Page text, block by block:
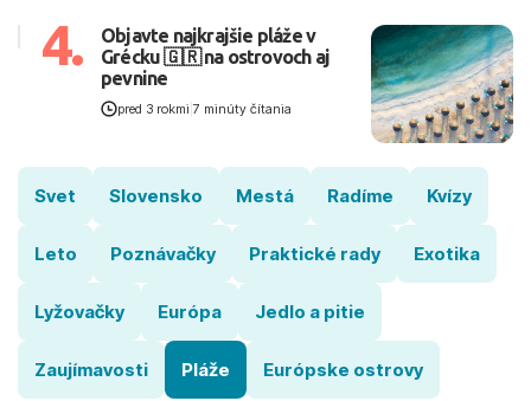
4.
Objavte najkrajšie pláže v
Grécku 🇬🇷 na ostrovoch aj
pevnine
pred 3 rokmi |7 minúty čítania
Svet Slovensko Mestá Radíme Kvízy
Leto Poznávačky Praktické rady Exotika
Lyžovačky Európa Jedlo a pitie
Zaujímavosti Pláže Európske ostrovy